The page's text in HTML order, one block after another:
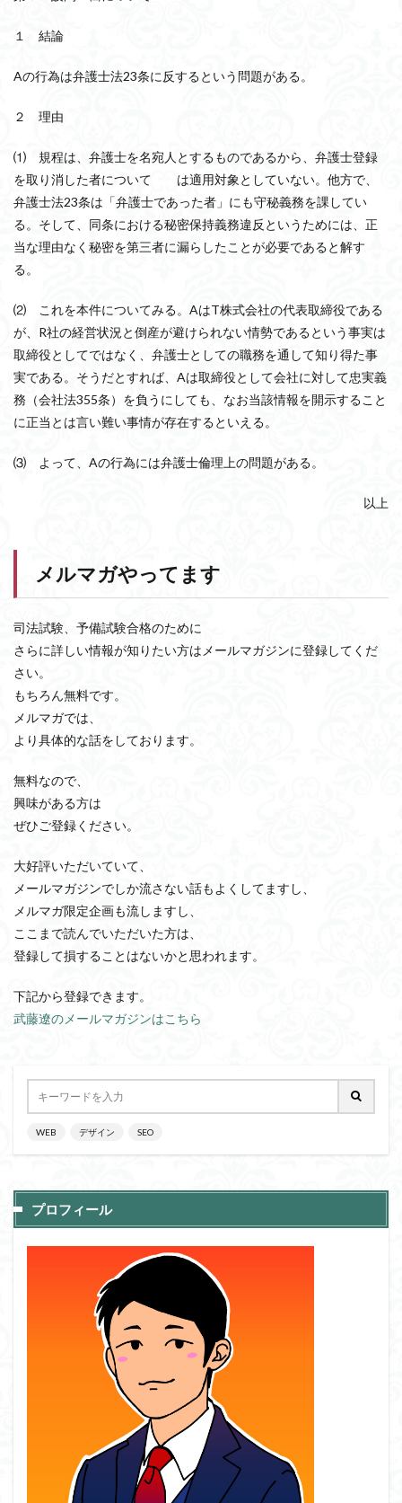
１ 結論
Aの行為は弁護士法23条に反するという問題がある。
２ 理由
⑴ 規程は、弁護士を名宛人とするものであるから、弁護士登録
を取り消した者について は適用対象としていない。他方で、
弁護士法23条は「弁護士であった者」にも守秘義務を課してい
る。そして、同条における秘密保持義務違反というためには、正
当な理由なく秘密を第三者に漏らしたことが必要であると解す
る。
⑵ これを本件についてみる。AはT株式会社の代表取締役である
が、R社の経営状況と倒産が避けられない情勢であるという事実は
取締役としてではなく、弁護士としての職務を通して知り得た事
実である。そうだとすれば、Aは取締役として会社に対して忠実義
務（会社法355条）を負うにしても、なお当該情報を開示すること
に正当とは言い難い事情が存在するといえる。
⑶ よって、Aの行為には弁護士倫理上の問題がある。
以上
メルマガやってます
司法試験、予備試験合格のために
さらに詳しい情報が知りたい方はメールマガジンに登録してくだ
さい。
もちろん無料です。
メルマガでは、
より具体的な話をしております。
無料なので、
興味がある方は
ぜひご登録ください。
大好評いただいていて、
メールマガジンでしか流さない話もよくしてますし、
メルマガ限定企画も流しますし、
ここまで読んでいただいた方は、
登録して損することはないかと思われます。
下記から登録できます。
武藤遼のメールマガジンはこちら
WEB デザイン SEO
プロフィール